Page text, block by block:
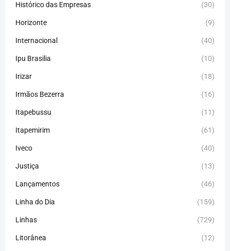
Histórico das Empresas (30)
Horizonte (9)
Internacional (40)
Ipu Brasilia (10)
Irizar (18)
Irmãos Bezerra (16)
Itapebussu (11)
Itapemirim (61)
Iveco (40)
Justiça (13)
Lançamentos (46)
Linha do Dia (159)
Linhas (729)
Litorânea (12)